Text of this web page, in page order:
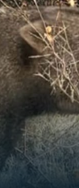
REALITA
HORORY
REALITA
OPTICKÉ
KLAMY